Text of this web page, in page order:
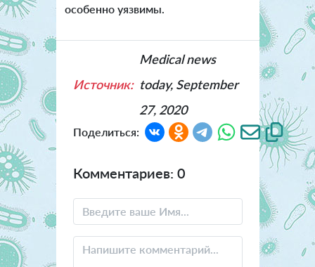
особенно уязвимы.
Источник:
Medical news
today, September
27, 2020
Поделиться:
Комментариев: 0